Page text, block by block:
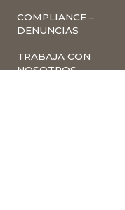
COMPLIANCE –
DENUNCIAS
TRABAJA CON
NOSOTROS